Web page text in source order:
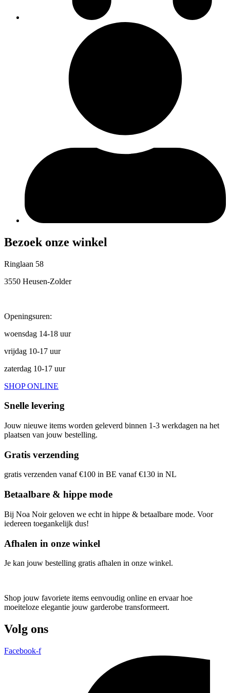
Bezoek onze winkel
Ringlaan 58
3550 Heusen-Zolder
Openingsuren:
woensdag 14-18 uur
vrijdag 10-17 uur
zaterdag 10-17 uur
SHOP ONLINE
Snelle levering
Jouw nieuwe items worden geleverd binnen 1-3 werkdagen na het
plaatsen van jouw bestelling.
Gratis verzending
gratis verzenden vanaf €100 in BE vanaf €130 in NL
Betaalbare & hippe mode
Bij Noa Noir geloven we echt in hippe & betaalbare mode. Voor
iedereen toegankelijk dus!
Afhalen in onze winkel
Je kan jouw bestelling gratis afhalen in onze winkel.
Shop jouw favoriete items eenvoudig online en ervaar hoe
moeiteloze elegantie jouw garderobe transformeert.
Volg ons
Facebook-f